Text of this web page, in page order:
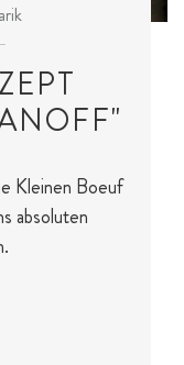
Kleinen Boeuf
absoluten